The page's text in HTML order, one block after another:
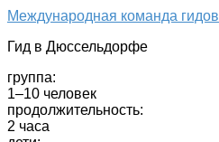
Международная команда гидов
Гид в Дюссельдорфе
группа:
1–10 человек
продолжительность:
2 часа